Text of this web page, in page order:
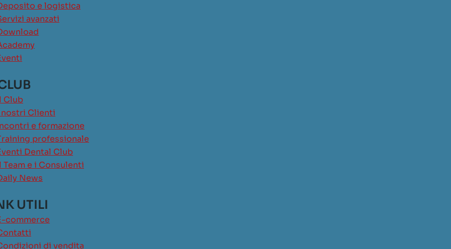
e logistica
avanzati
Club
nostri Clienti
e formazione
professionale
Dental Club
Team e i Consulenti
News
UTILI
commerce
di vendita